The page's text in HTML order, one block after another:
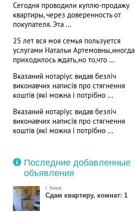
Сегодня проводили куплю-продажу
квартиры, через доверенность от
покупателя. Эта ...
25 лет вся моя семья пользуется
услугами Натальи Артемовны,иногда
приходилось ждать,но то,что ...
Вказаний нотаріус видав безліч
виконавчих написів про стягнення
коштів (які можна і потрібно ...
Вказаний нотаріус видав безліч
виконавчих написів про стягнення
коштів (які можна і потрібно ...
Последние добавленные
объявления
г. Киев
Сдам квартиру, комнат: 1